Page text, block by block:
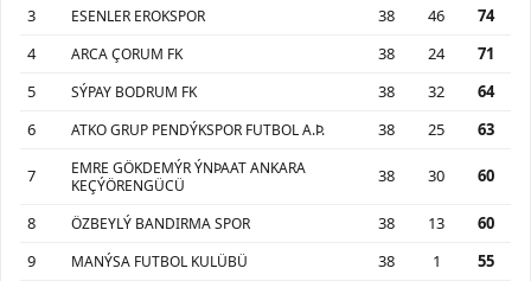
3
ESENLER EROKSPOR 38 46
74
4
ARCA ÇORUM FK 38 24
71
5
SÝPAY BODRUM FK 38 32
64
6
ATKO GRUP PENDÝKSPOR FUTBOL A.Þ. 38 25 63
7
EMRE GÖKDEMÝR ÝNÞAAT ANKARA
KEÇÝÖRENGÜCÜ
38 30 60
8 ÖZBEYLÝ BANDIRMA SPOR 38 13
60
9
MANÝSA FUTBOL KULÜBÜ 38 1
55